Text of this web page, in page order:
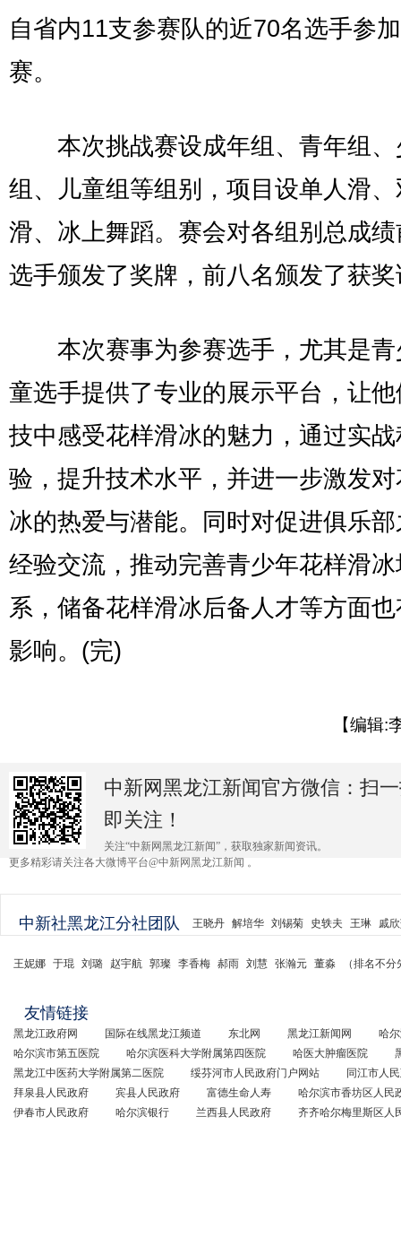
自省内11支参赛队的近70名选手参
赛。
本次挑战赛设成年组、青年组、
组、儿童组等组别，项目设单人滑
滑、冰上舞蹈。赛会对各组别总成
选手颁发了奖牌，前八名颁发了获
本次赛事为参赛选手，尤其是青
童选手提供了专业的展示平台，让
技中感受花样滑冰的魅力，通过实
验，提升技术水平，并进一步激发
冰的热爱与潜能。同时对促进俱乐
经验交流，推动完善青少年花样滑
系，储备花样滑冰后备人才等方面
影响。(完)
【编辑:
中新网黑龙江新闻官方微信：扫
即关注！
关注“中新网黑龙江新闻”，获取独家新闻资讯。
更多精彩请关注各大微博平台@中新网黑龙江新闻 。
中新社黑龙江分社团队 王晓丹 解培华 刘锡菊 史轶夫 王琳 戚
王妮娜 于琨 刘璐 赵宇航 郭璨 李香梅 郝雨 刘慧 张瀚元 董淼 （排名不
友情链接
黑龙江政府网 国际在线黑龙江频道 东北网 黑龙江新闻网
哈
哈尔滨市第五医院
哈尔滨医科大学附属第四医院 哈医大肿瘤医院
黑龙江中医药大学附属第二医院
绥芬河市人民政府门户网站
同江市人
拜泉县人民政府
宾县人民政府 富德生命人寿
哈尔滨市香坊区人民
伊春市人民政府
哈尔滨银行 兰西县人民政府 齐齐哈尔梅里斯区人